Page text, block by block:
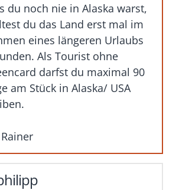
du noch nie in Alaska warst,
du das Land erst mal im
eines längeren Urlaubs
Als Tourist ohne
darfst du maximal 90
am Stück in Alaska/ USA